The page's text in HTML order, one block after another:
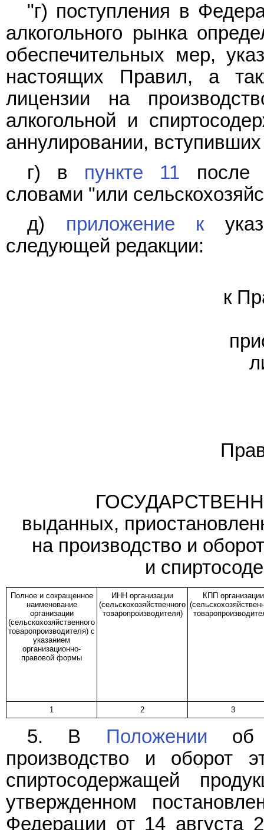
"г) поступления в
алкогольного рынка
обеспечительных мер,
настоящих Правил, а
лицензии на
алкогольной и
аннулировании,
г) в пункте 11 после
словами "или
д) приложение к
следующей редакции:
к
выданных,
на производство и
и
Полное и сокращенное
наименование
организации
(сельскохозяйственного
товаропроизводителя) с
указанием
организационно-
правовой формы
ИНН организации
(сельскохозяйственного
товаропроизводителя)
КПП организации
1 2 3
5. В Положении об
производство и оборот
спиртосодержащей
утвержденном
Федерации от 14 августа